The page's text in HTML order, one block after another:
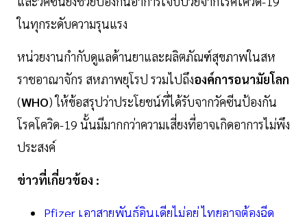
ในทุกระดับความรุนแรง
หน่วยงานกำกับดูแลด้านยาและผลิตภัณฑ์สุขภาพในสห
ราชอาณาจักร สหภาพยุโรป รวมไปถึงองค์การอนามัยโลก
(WHO) ให้ข้อสรุปว่าประโยชน์ที่ได้รับจากวัคซีนป้องกัน
โรคโควิด-19 นั้นมีมากกว่าความเสี่ยงที่อาจเกิดอาการไม่พึง
ประสงค์
ข่าวที่เกี่ยวข้อง :
Pfizer เอาสายพันธุ์อินเดียไม่อยู่ ไทยอาจต้องฉีด